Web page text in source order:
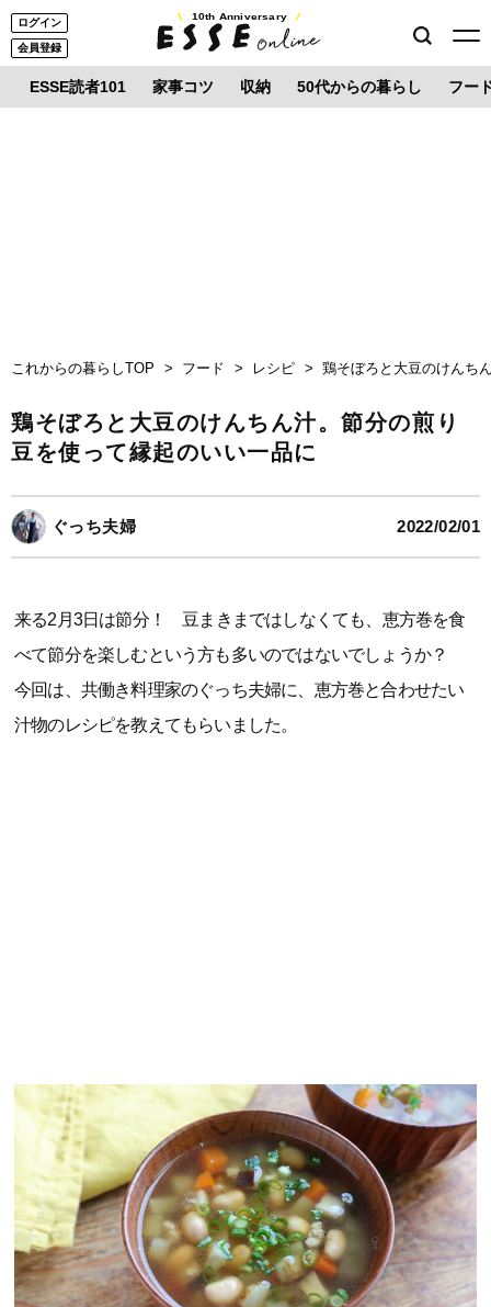
ログイン
会員登録
10th Anniversary
ESSE読者101 家事コツ 収納 50代からの暮らし フー
これからの暮らしTOP フード レシピ 鶏そぼろと大豆のけんち
鶏そぼろと大豆のけんちん汁。節分の煎り
豆を使って縁起のいい一品に
ぐっち夫婦 2022/02/01
来る2月3日は節分！ 豆まきまではしなくても、恵方巻を食
べて節分を楽しむという方も多いのではないでしょうか？
今回は、共働き料理家のぐっち夫婦に、恵方巻と合わせたい
汁物のレシピを教えてもらいました。